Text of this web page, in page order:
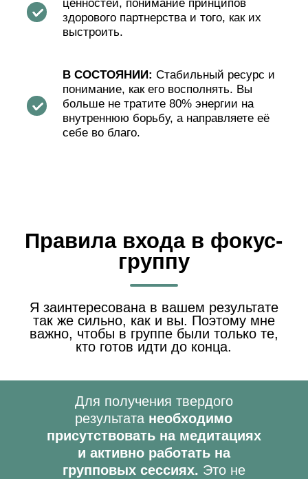
ХОЧУ В ФОКУС-ГРУППУ